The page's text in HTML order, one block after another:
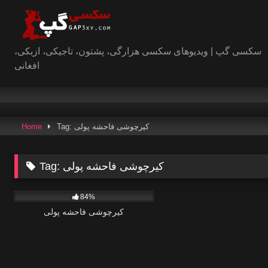
content
سکسی گپ | ویدیوهای سکسی هزارگی، پشتون، تاجیکی، ازبکی،
افغانی
Home Tag: کیرچوشی فاحشه پولی
Tag: کیرچوشی فاحشه پولی
84%
کیرچوشی فاحشه پولی